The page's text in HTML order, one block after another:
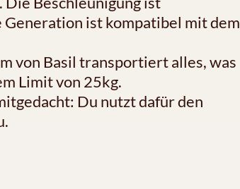
ist kompatibel mit dem
von Basil transportiert alles, was
Limit von 25kg.
Du nutzt dafür den